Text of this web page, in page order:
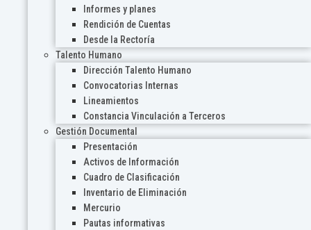
Informes y planes
Rendición de Cuentas
Desde la Rectoría
Talento Humano
Dirección Talento Humano
Convocatorias Internas
Lineamientos
Constancia Vinculación a Terceros
Gestión Documental
Presentación
Activos de Información
Cuadro de Clasificación
Inventario de Eliminación
Mercurio
Pautas informativas